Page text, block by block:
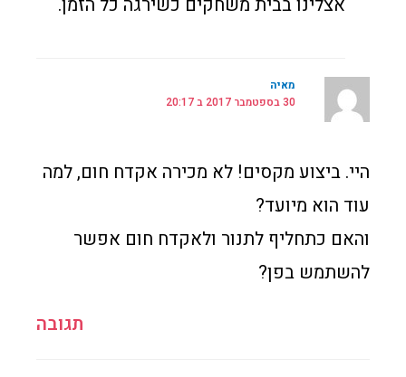
אצלינו בבית משחקים כשירגה כל הזמן.
מאיה
30 בספטמבר 2017 ב 20:17
היי. ביצוע מקסים! לא מכירה אקדח חום, למה
עוד הוא מיועד?
והאם כתחליף לתנור ולאקדח חום אפשר
להשתמש בפן?
תגובה